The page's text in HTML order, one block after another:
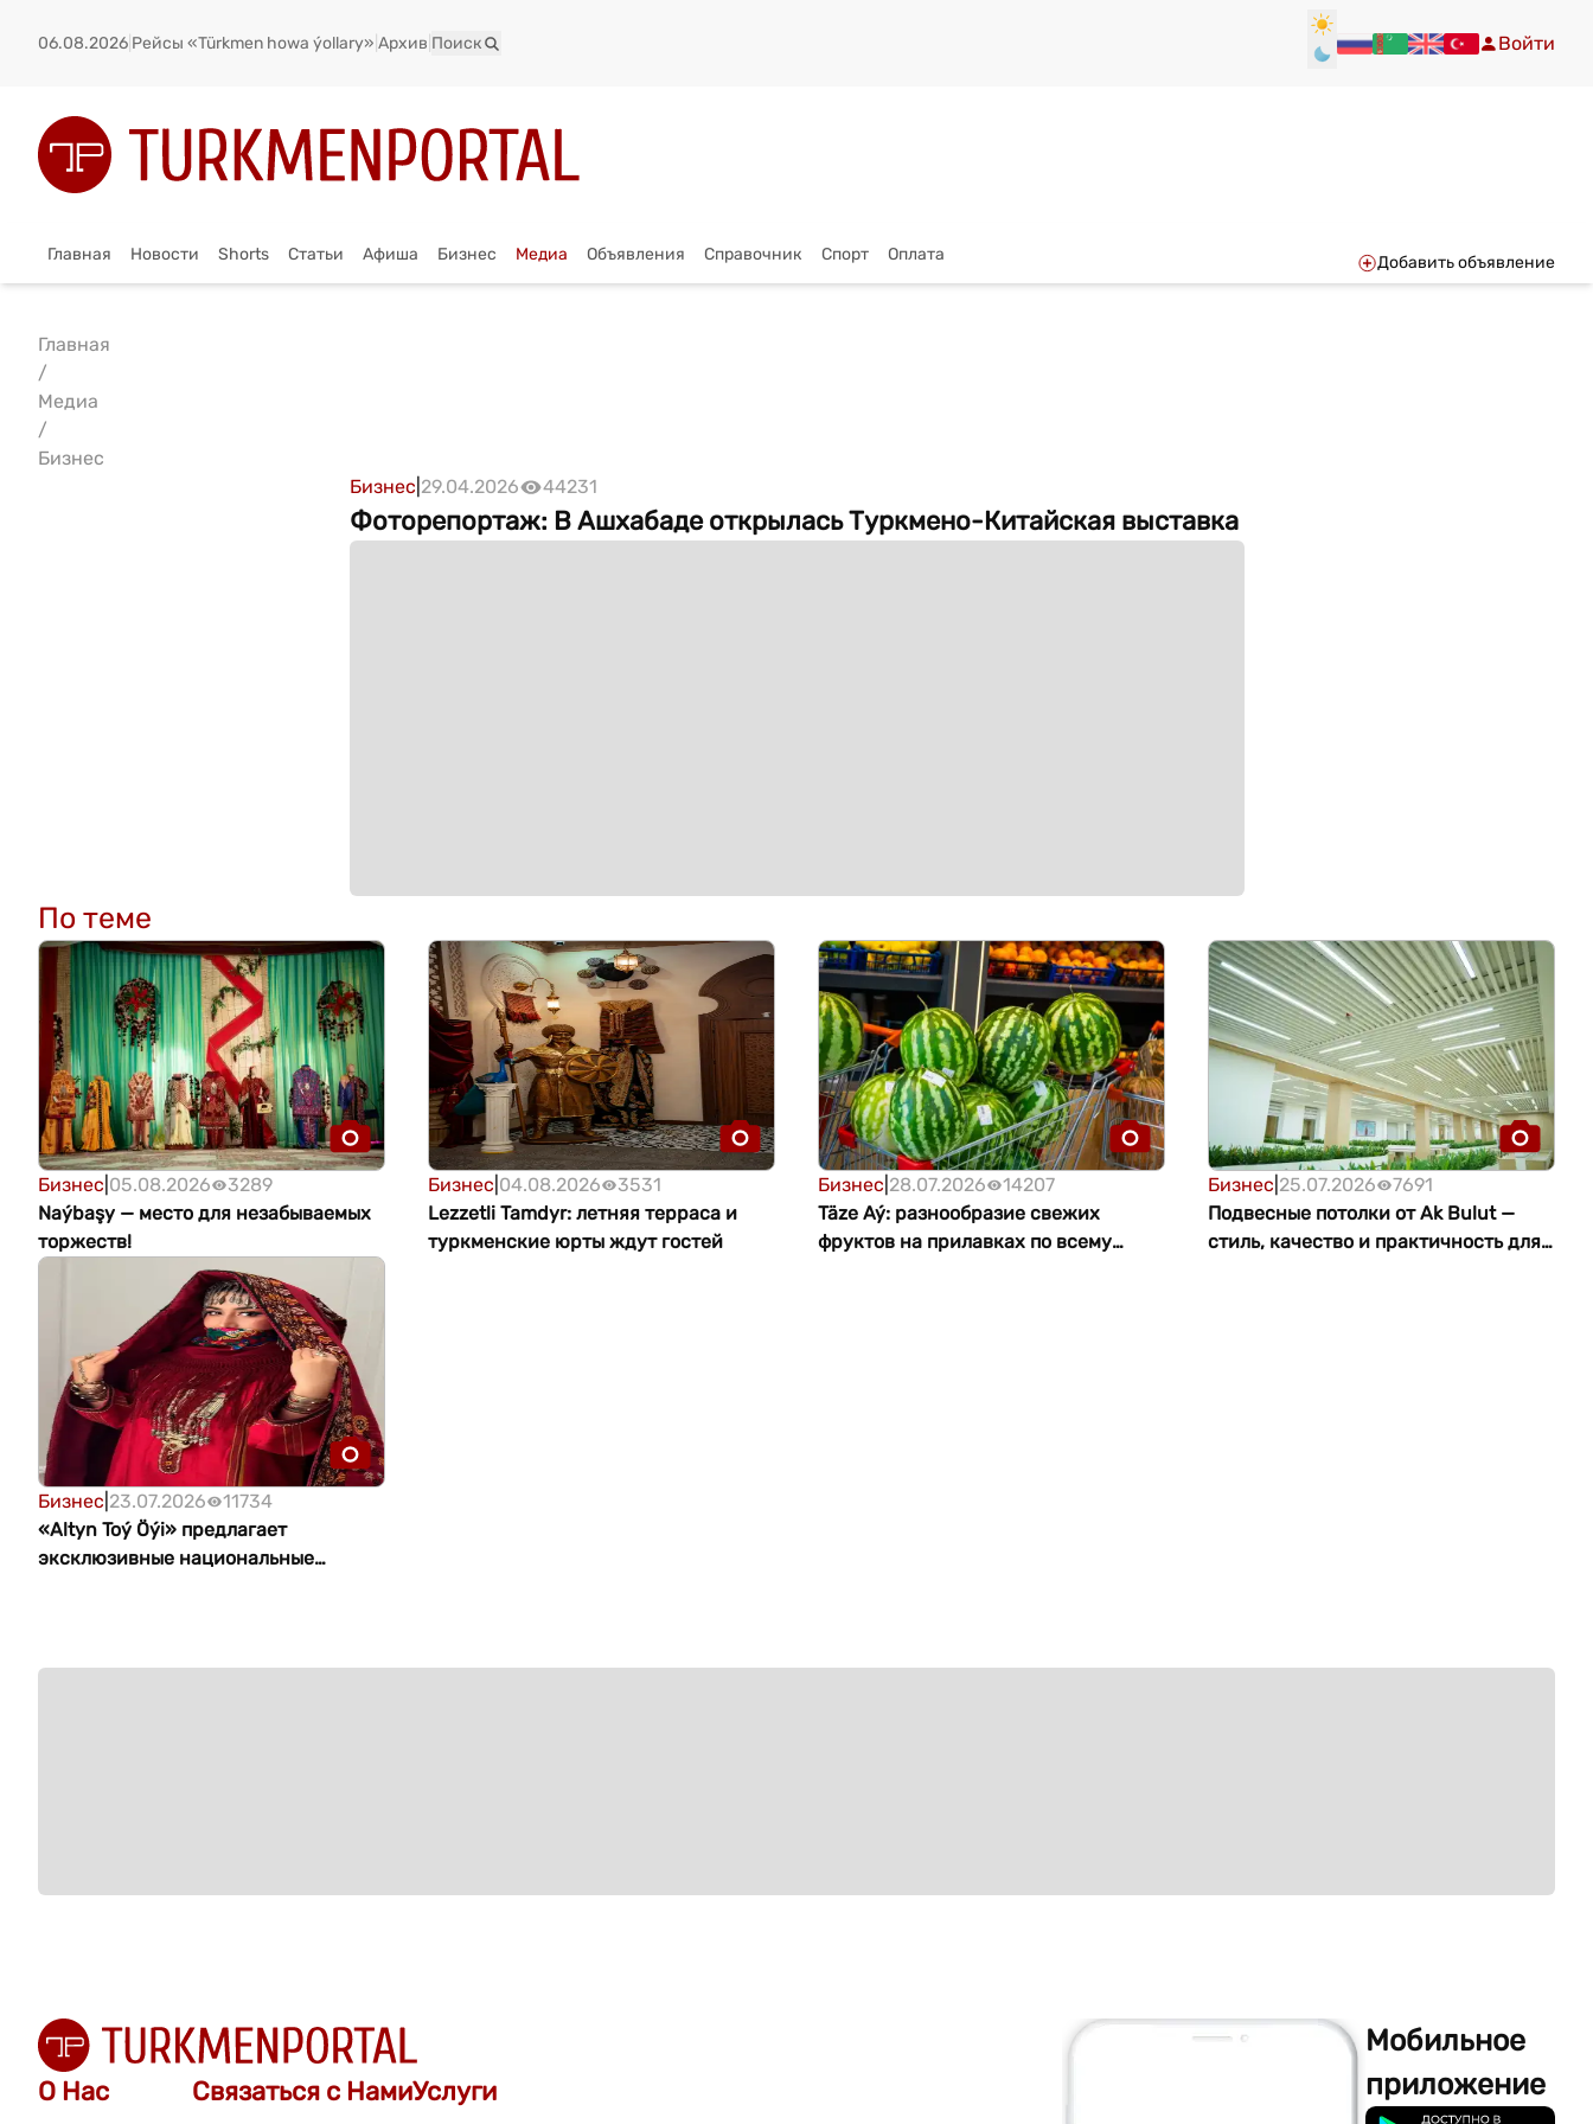
06.08.2026 Рейсы «Türkmen howa ýollary» Архив Поиск Войти
Главная Новости Shorts Статьи Афиша Бизнес Медиа Объявления Справочник Спорт Оплата Добавить объявление
Главная
/
Медиа
/
Бизнес
Бизнес 29.04.2026 44231
Фоторепортаж: В Ашхабаде открылась Туркмено-Китайская выставка
По теме
Бизнес 05.08.2026
3289
Naýbaşy — место для незабываемых
торжеств!
Бизнес 04.08.2026
3531
Lezzetli Tamdyr: летняя терраса и
туркменские юрты ждут гостей
Бизнес 28.07.2026
14207
Täze Aý: разнообразие свежих
фруктов на прилавках по всему
Бизнес 25.07.2026
7691
Подвесные потолки от Ak Bulut —
стиль, качество и практичность для
Бизнес 23.07.2026
11734
«Altyn Toý Öýi» предлагает
эксклюзивные национальные
О Нас Связаться с НамиУслуги
Мобильное
приложение